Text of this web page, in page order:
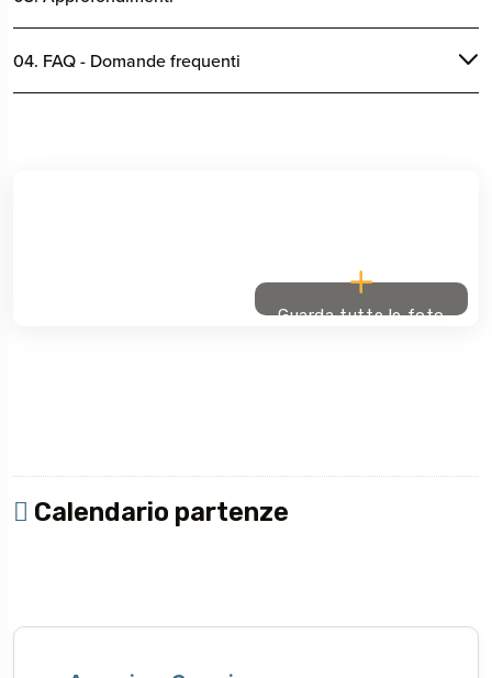
04. FAQ - Domande frequenti
Guarda tutte le foto
Calendario partenze